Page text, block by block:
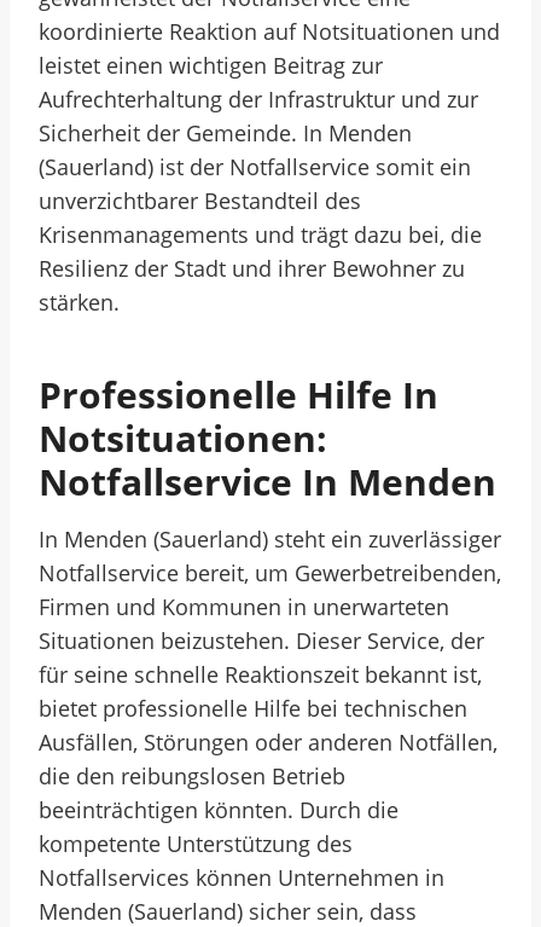
koordinierte Reaktion auf Notsituationen und
leistet einen wichtigen Beitrag zur
Aufrechterhaltung der Infrastruktur und zur
Sicherheit der Gemeinde. In Menden
(Sauerland) ist der Notfallservice somit ein
unverzichtbarer Bestandteil des
Krisenmanagements und trägt dazu bei, die
Resilienz der Stadt und ihrer Bewohner zu
stärken.
Professionelle Hilfe In
Notsituationen:
Notfallservice In Menden
In Menden (Sauerland) steht ein zuverlässiger
Notfallservice bereit, um Gewerbetreibenden,
Firmen und Kommunen in unerwarteten
Situationen beizustehen. Dieser Service, der
für seine schnelle Reaktionszeit bekannt ist,
bietet professionelle Hilfe bei technischen
Ausfällen, Störungen oder anderen Notfällen,
die den reibungslosen Betrieb
beeinträchtigen könnten. Durch die
kompetente Unterstützung des
Notfallservices können Unternehmen in
Menden (Sauerland) sicher sein, dass